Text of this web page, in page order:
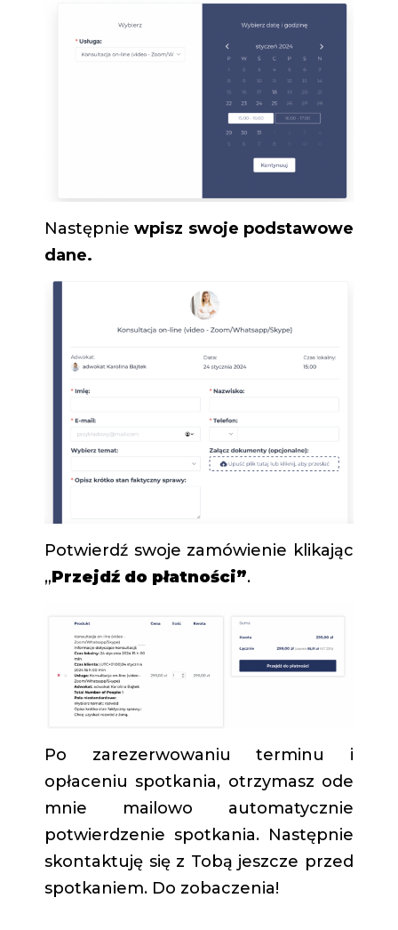
Następniewpisz swoje podstawowe
dane.
Potwierdź swoje zamówienie klikając
„Przejdź do płatności”.
Po zarezerwowaniu terminu i
opłaceniu spotkania, otrzymasz ode
mnie mailowo automatycznie
potwierdzenie spotkania. Następnie
skontaktuję się z Tobą jeszcze przed
spotkaniem. Do zobaczenia!